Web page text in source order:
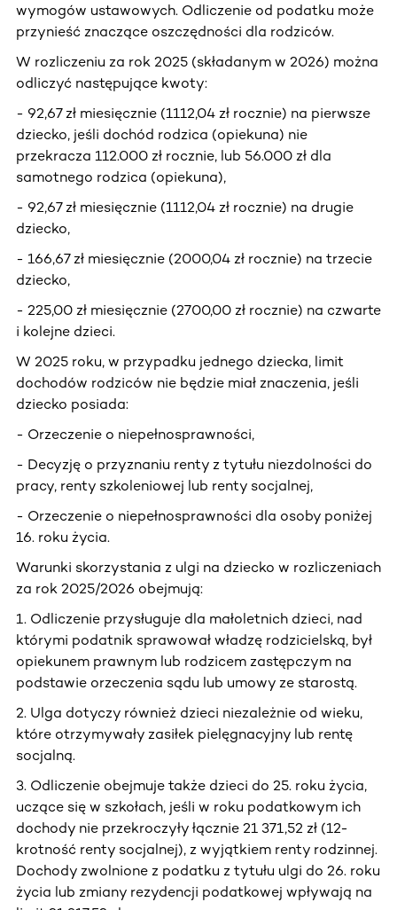
wymogów ustawowych. Odliczenie od podatku może
przynieść znaczące oszczędności dla rodziców.
W rozliczeniu za rok 2025 (składanym w 2026) można
odliczyć następujące kwoty:
- 92,67 zł miesięcznie (1112,04 zł rocznie) na pierwsze
dziecko, jeśli dochód rodzica (opiekuna) nie
przekracza 112.000 zł rocznie, lub 56.000 zł dla
samotnego rodzica (opiekuna),
- 92,67 zł miesięcznie (1112,04 zł rocznie) na drugie
dziecko,
- 166,67 zł miesięcznie (2000,04 zł rocznie) na trzecie
dziecko,
- 225,00 zł miesięcznie (2700,00 zł rocznie) na czwarte
i kolejne dzieci.
W 2025 roku, w przypadku jednego dziecka, limit
dochodów rodziców nie będzie miał znaczenia, jeśli
dziecko posiada:
- Orzeczenie o niepełnosprawności,
- Decyzję o przyznaniu renty z tytułu niezdolności do
pracy, renty szkoleniowej lub renty socjalnej,
- Orzeczenie o niepełnosprawności dla osoby poniżej
16. roku życia.
Warunki skorzystania z ulgi na dziecko w rozliczeniach
za rok 2025/2026 obejmują:
1. Odliczenie przysługuje dla małoletnich dzieci, nad
którymi podatnik sprawował władzę rodzicielską, był
opiekunem prawnym lub rodzicem zastępczym na
podstawie orzeczenia sądu lub umowy ze starostą.
2. Ulga dotyczy również dzieci niezależnie od wieku,
które otrzymywały zasiłek pielęgnacyjny lub rentę
socjalną.
3. Odliczenie obejmuje także dzieci do 25. roku życia,
uczące się w szkołach, jeśli w roku podatkowym ich
dochody nie przekroczyły łącznie 21 371,52 zł (12-
krotność renty socjalnej), z wyjątkiem renty rodzinnej.
Dochody zwolnione z podatku z tytułu ulgi do 26. roku
życia lub zmiany rezydencji podatkowej wpływają na